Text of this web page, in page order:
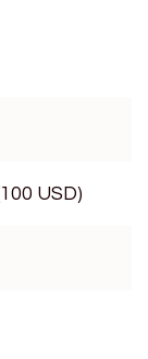
USD)